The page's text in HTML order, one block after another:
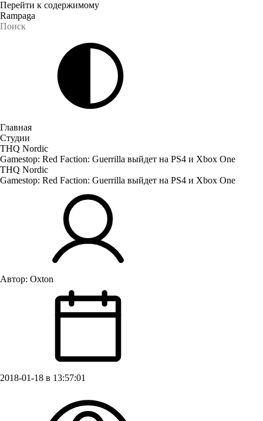
Перейти к содержимому
Rampaga
Главная
Студии
THQ Nordic
Gamestop: Red Faction: Guerrilla выйдет на PS4 и Xbox One
THQ Nordic
Gamestop: Red Faction: Guerrilla выйдет на PS4 и Xbox One
Автор: Oxton
2018-01-18 в 13:57:01